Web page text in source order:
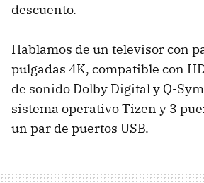
descuento.
Hablamos de un televisor con
pulgadas 4K, compatible con
de sonido Dolby Digital y Q-
sistema operativo Tizen y 3
un par de puertos USB.